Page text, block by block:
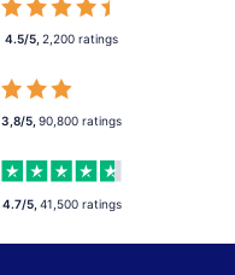
4.5/5 2,200 ratings
3,8/5 90,800 ratings
4.7/5, 41,500ratings